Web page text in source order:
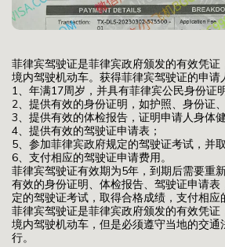
菲律宾驾驶证是菲律宾政府颁发的有效凭
境内驾驶机动车。获得菲律宾驾驶证的申请
1、年满17周岁，并具有菲律宾公民身份证
2、提供有效的身份证明，如护照、身份证
3、提供有效的体检报告，证明申请人身体
4、提供有效的驾驶证申请表；
5、参加菲律宾政府规定的驾驶证考试，并
6、支付相应的驾驶证申请费用。
菲律宾驾驶证有效期为5年，到期后需要重
有效的身份证明、体检报告、驾驶证申请
定的驾驶证考试，取得合格成绩，支付相应
菲律宾驾驶证是菲律宾政府颁发的有效凭
境内驾驶机动车，但是必须遵守当地的交通
行。